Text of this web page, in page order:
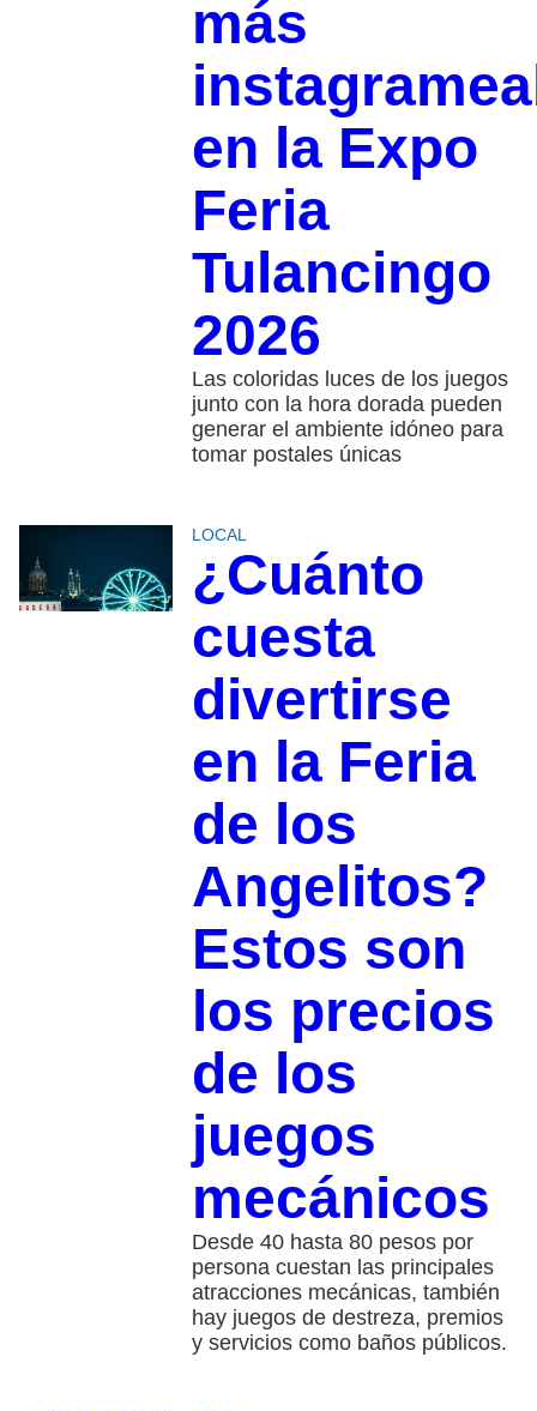
más
en la Expo
Feria
Tulancingo
2026
Las coloridas luces de los juegos
junto con la hora dorada pueden
generar el ambiente idóneo para
tomar postales únicas
LOCAL
¿Cuánto
cuesta
divertirse
en la Feria
de los
Angelitos?
Estos son
los precios
de los
juegos
mecánicos
Desde 40 hasta 80 pesos por
persona cuestan las principales
atracciones mecánicas, también
hay juegos de destreza, premios
y servicios como baños públicos.